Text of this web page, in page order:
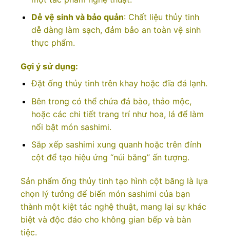
Dễ vệ sinh và bảo quản: Chất liệu thủy tinh
dễ dàng làm sạch, đảm bảo an toàn vệ sinh
thực phẩm.
Gợi ý sử dụng:
Đặt ống thủy tinh trên khay hoặc đĩa đá lạnh.
Bên trong có thể chứa đá bào, thảo mộc,
hoặc các chi tiết trang trí như hoa, lá để làm
nổi bật món sashimi.
Sắp xếp sashimi xung quanh hoặc trên đỉnh
cột để tạo hiệu ứng “núi băng” ấn tượng.
Sản phẩm ống thủy tinh tạo hình cột băng là lựa
chọn lý tưởng để biến món sashimi của bạn
thành một kiệt tác nghệ thuật, mang lại sự khác
biệt và độc đáo cho không gian bếp và bàn
tiệc.